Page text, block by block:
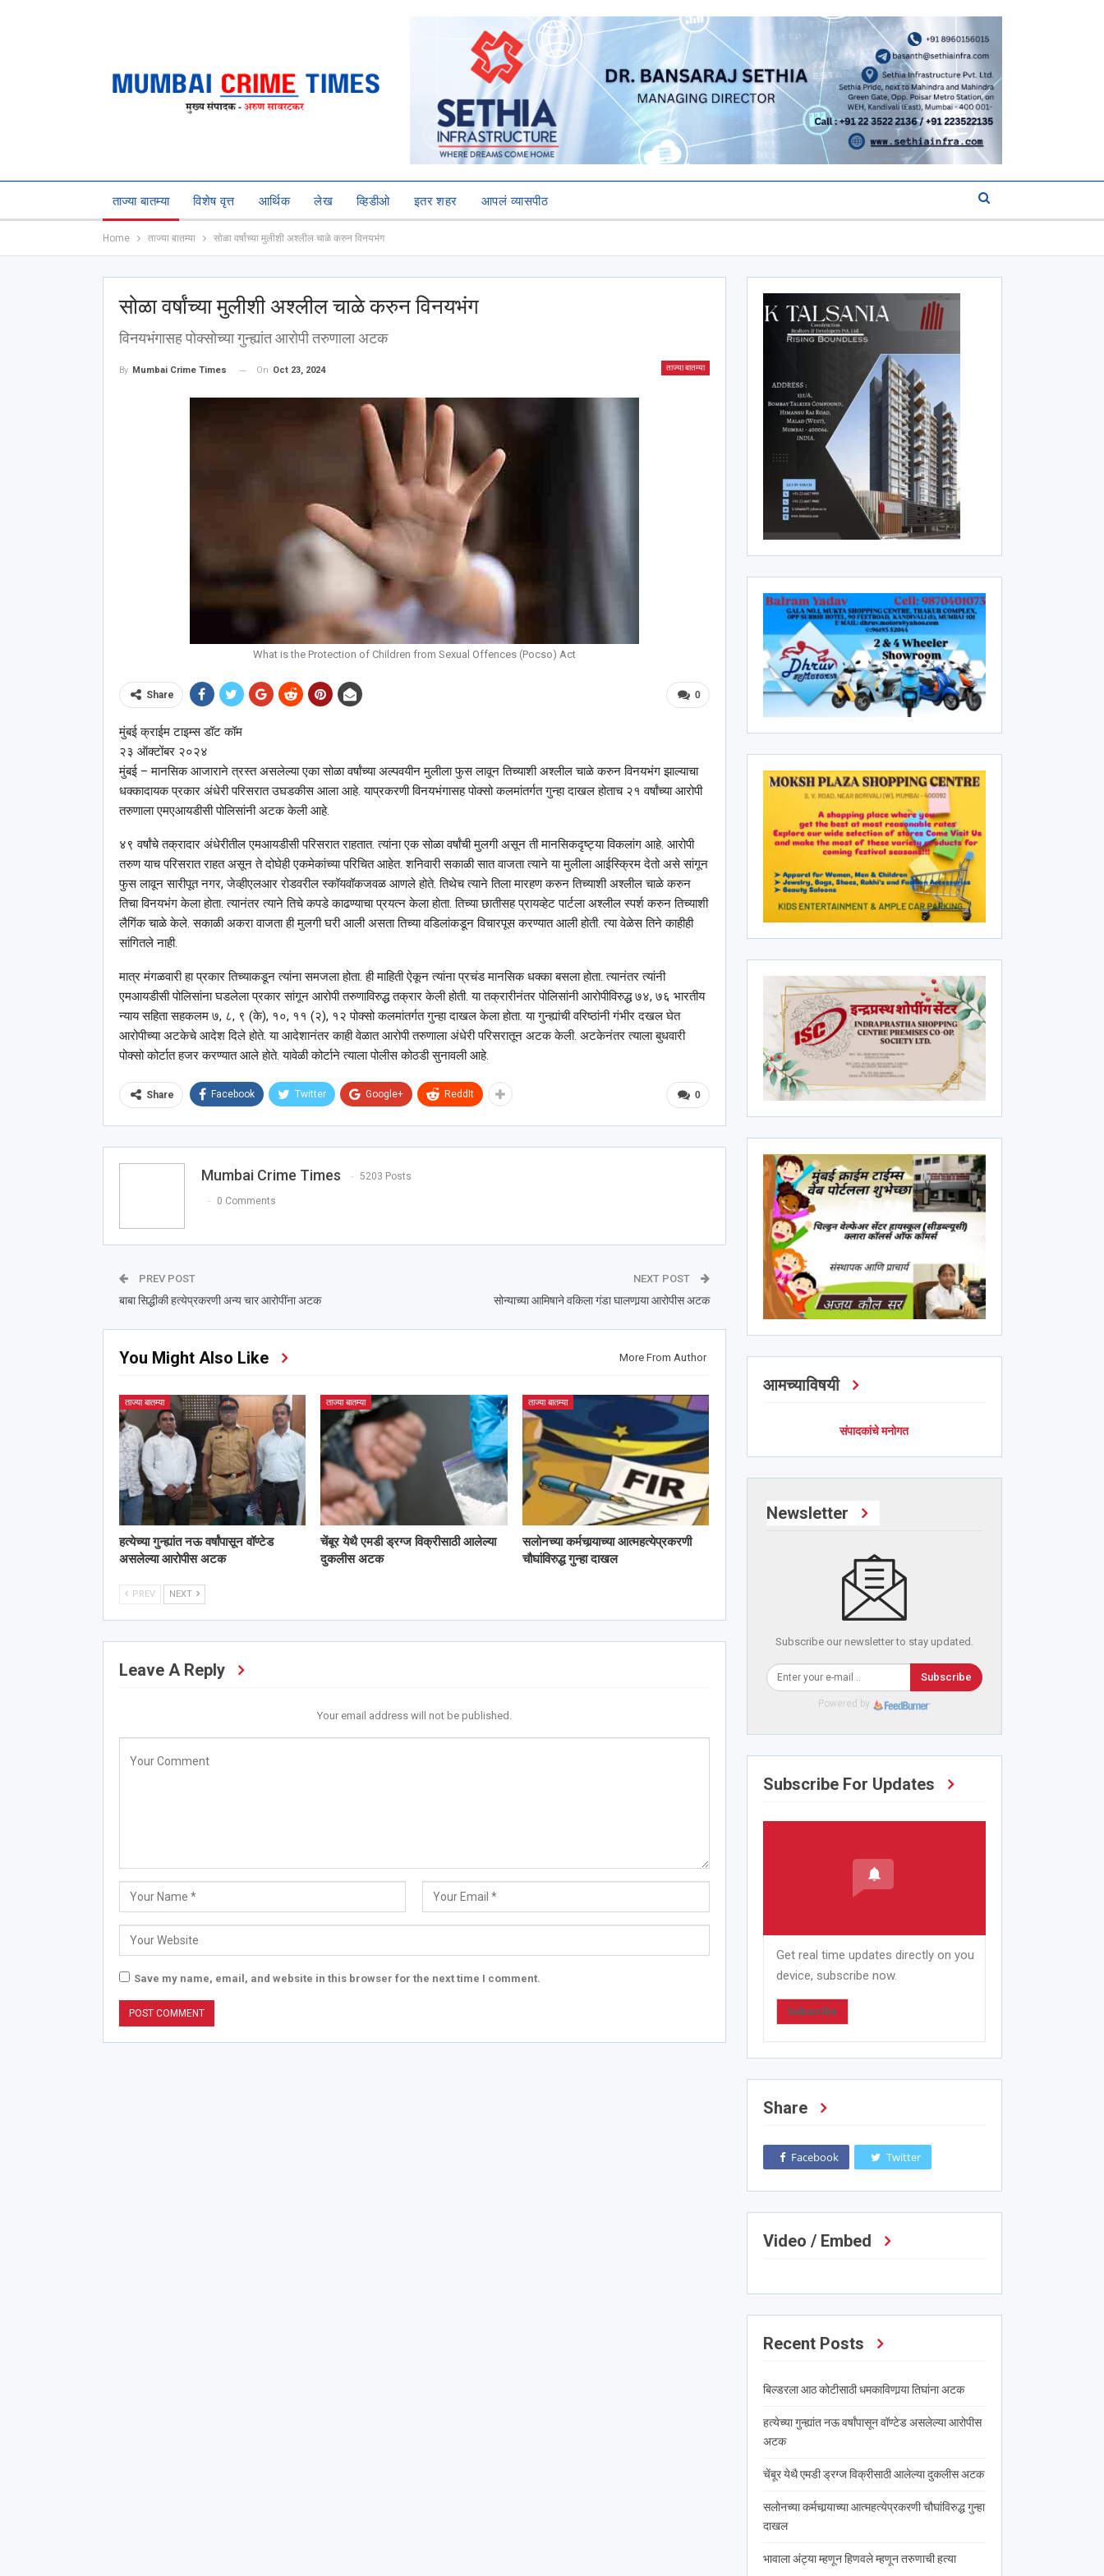
ताज्या बातम्या विशेष वृत्त आर्थिक लेख व्हिडीओ इतर शहर आपलं व्यासपीठ
Home ताज्या बातम्या सोळा वर्षांच्या मुलीशी अश्‍लील चाळे करुन विनयभंग
सोळा वर्षांच्या मुलीशी अश्‍लील चाळे करुन विनयभंग
विनयभंगासह पोक्सोच्या गुन्ह्यांत आरोपी तरुणाला अटक
ताज्या बातम्या
By Mumbai Crime Times On Oct 23, 2024
What is the Protection of Children from Sexual Offences (Pocso) Act
0
Share
मुंबई क्राईम टाइम्स डॉट कॉम
२३ ऑक्टोंबर २०२४
मुंबई – मानसिक आजाराने त्रस्त असलेल्या एका सोळा वर्षांच्या अल्पवयीन मुलीला फुस लावून तिच्याशी अश्‍लील चाळे करुन विनयभंग झाल्याचा
धक्कादायक प्रकार अंधेरी परिसरात उघडकीस आला आहे. याप्रकरणी विनयभंगासह पोक्सो कलमांतर्गत गुन्हा दाखल होताच २१ वर्षांच्या आरोपी
तरुणाला एमएआयडीसी पोलिसांनी अटक केली आहे.
४९ वर्षांचे तक्रादार अंधेरीतील एमआयडीसी परिसरात राहतात. त्यांना एक सोळा वर्षांची मुलगी असून ती मानसिकदृष्ट्या विकलांग आहे. आरोपी
तरुण याच परिसरात राहत असून ते दोघेही एकमेकांच्या परिचित आहेत. शनिवारी सकाळी सात वाजता त्याने या मुलीला आईस्क्रिम देतो असे सांगून
फुस लावून सारीपूत नगर, जेव्हीएलआर रोडवरील स्कॉयवॉकजवळ आणले होते. तिथेच त्याने तिला मारहण करुन तिच्याशी अश्‍लील चाळे करुन
तिचा विनयभंग केला होता. त्यानंतर त्याने तिचे कपडे काढण्याचा प्रयत्न केला होता. तिच्या छातीसह प्रायव्हेट पार्टला अश्‍लील स्पर्श करुन तिच्याशी
लैगिंक चाळे केले. सकाळी अकरा वाजता ही मुलगी घरी आली असता तिच्या वडिलांकडून विचारपूस करण्यात आली होती. त्या वेळेस तिने काहीही
सांगितले नाही.
मात्र मंगळवारी हा प्रकार तिच्याकडून त्यांना समजला होता. ही माहिती ऐकून त्यांना प्रचंड मानसिक धक्का बसला होता. त्यानंतर त्यांनी
एमआयडीसी पोलिसांना घडलेला प्रकार सांगून आरोपी तरुणाविरुद्ध तक्रार केली होती. या तक्रारीनंतर पोलिसांनी आरोपीविरुद्ध ७४, ७६ भारतीय
न्याय सहिता सहकलम ७, ८, ९ (के), १०, ११ (२), १२ पोक्सो कलमांतर्गत गुन्हा दाखल केला होता. या गुन्ह्यांची वरिष्ठांनी गंभीर दखल घेत
आरोपीच्या अटकेचे आदेश दिले होते. या आदेशानंतर काही वेळात आरोपी तरुणाला अंधेरी परिसरातून अटक केली. अटकेनंतर त्याला बुधवारी
पोक्सो कोर्टात हजर करण्यात आले होते. यावेळी कोर्टाने त्याला पोलीस कोठडी सुनावली आहे.
0
Share Facebook Twitter Google+ ReddIt
Mumbai Crime Times 5203 Posts
0 Comments
PREV POST
बाबा सिद्धीकी हत्येप्रकरणी अन्य चार आरोपींना अटक
NEXT POST
सोन्याच्या आमिषाने वकिला गंडा घालणार्‍या आरोपीस अटक
You Might Also Like More From Author
ताज्या बातम्या
हत्येच्या गुन्ह्यांत नऊ वर्षांपासून वॉण्टेड
असलेल्या आरोपीस अटक
ताज्या बातम्या
चेंबूर येथै एमडी ड्रग्ज विक्रीसाठी आलेल्या
दुकलीस अटक
ताज्या बातम्या
सलोनच्या कर्मचार्‍याच्या आत्महत्येप्रकरणी
चौघांविरुद्ध गुन्हा दाखल
PREV NEXT
Leave A Reply
Your email address will not be published.
Save my name, email, and website in this browser for the next time I comment.
आमच्याविषयी
संपादकांचे मनोगत
Newsletter
Subscribe our newsletter to stay updated.
Subscribe
Powered by
Subscribe For Updates
Get real time updates directly on you
device, subscribe now.
Subscribe
Share
Facebook Twitter
Video / Embed
Recent Posts
बिल्डरला आठ कोटीसाठी धमकाविणार्‍या तिघांना अटक
हत्येच्या गुन्ह्यांत नऊ वर्षांपासून वॉण्टेड असलेल्या आरोपीस
अटक
चेंबूर येथै एमडी ड्रग्ज विक्रीसाठी आलेल्या दुकलीस अटक
सलोनच्या कर्मचार्‍याच्या आत्महत्येप्रकरणी चौघांविरुद्ध गुन्हा
दाखल
भावाला अंट्या म्हणून हिणवले म्हणून तरुणाची हत्या